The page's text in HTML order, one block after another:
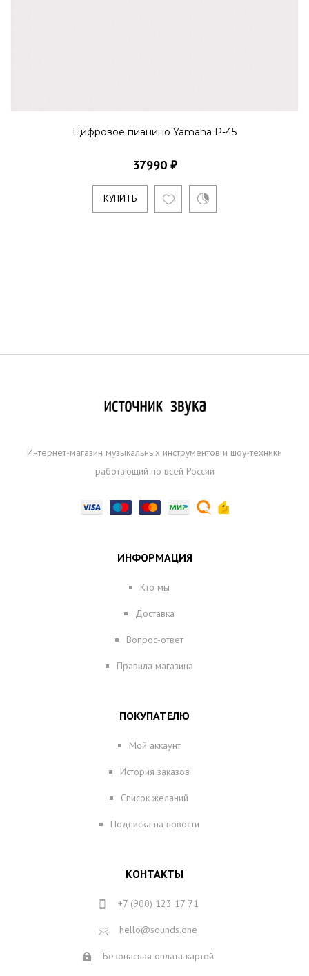
Цифровое пианино Yamaha P-45
37990 ₽
КУПИТЬ
Интернет-магазин музыкальных инструментов и шоу-техники
работающий по всей России
ИНФОРМАЦИЯ
Кто мы
Доставка
Вопрос-ответ
Правила магазина
ПОКУПАТЕЛЮ
Мой аккаунт
История заказов
Список желаний
Подписка на новости
КОНТАКТЫ
+7 (900) 123 17 71
hello@sounds.one
Безопасная оплата картой